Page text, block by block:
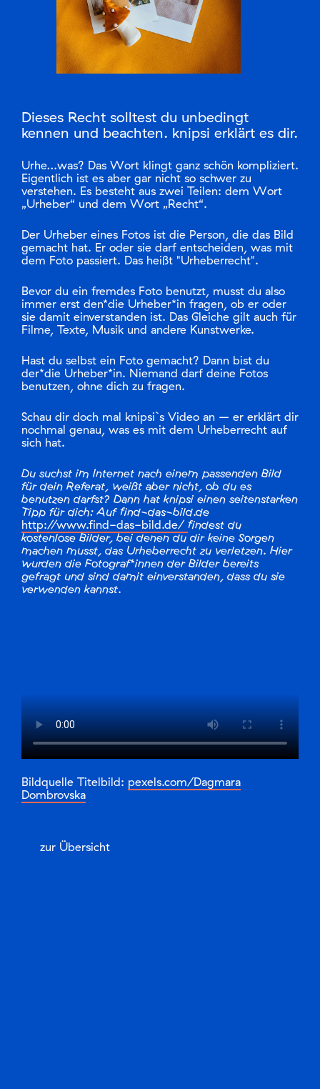
Mitglied werden
Dieses Recht solltest du unbedingt
kennen und beachten. knipsi erklärt es dir.
Urhe…was? Das Wort klingt ganz schön kompliziert.
Eigentlich ist es aber gar nicht so schwer zu
verstehen. Es besteht aus zwei Teilen: dem Wort
„Urheber“ und dem Wort „Recht“.
Der Urheber eines Fotos ist die Person, die das Bild
gemacht hat. Er oder sie darf entscheiden, was mit
dem Foto passiert. Das heißt "Urheberrecht".
Bevor du ein fremdes Foto benutzt, musst du also
immer erst den*die Urheber*in fragen, ob er oder
sie damit einverstanden ist. Das Gleiche gilt auch für
Filme, Texte, Musik und andere Kunstwerke.
Hast du selbst ein Foto gemacht? Dann bist du
der*die Urheber*in. Niemand darf deine Fotos
benutzen, ohne dich zu fragen.
Schau dir doch mal knipsi`s Video an – er erklärt dir
nochmal genau, was es mit dem Urheberrecht auf
sich hat.
Du suchst im Internet nach einem passenden Bild
für dein Referat, weißt aber nicht, ob du es
benutzen darfst? Dann hat knipsi einen seitenstarken
Tipp für dich: Auf find-das-bild.de
http://www.find-das-bild.de/ findest du
kostenlose Bilder, bei denen du dir keine Sorgen
machen musst, das Urheberrecht zu verletzen. Hier
wurden die Fotograf*innen der Bilder bereits
gefragt und sind damit einverstanden, dass du sie
verwenden kannst.
Bildquelle Titelbild: pexels.com/Dagmara
Dombrovska
zur Übersicht